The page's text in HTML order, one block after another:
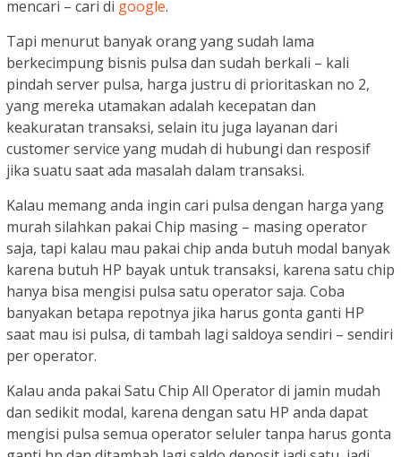
mencari – cari di google.
Tapi menurut banyak orang yang sudah lama
berkecimpung bisnis pulsa dan sudah berkali – kali
pindah server pulsa, harga justru di prioritaskan no 2,
yang mereka utamakan adalah kecepatan dan
keakuratan transaksi, selain itu juga layanan dari
customer service yang mudah di hubungi dan resposif
jika suatu saat ada masalah dalam transaksi.
Kalau memang anda ingin cari pulsa dengan harga yang
murah silahkan pakai Chip masing – masing operator
saja, tapi kalau mau pakai chip anda butuh modal banyak
karena butuh HP bayak untuk transaksi, karena satu chip
hanya bisa mengisi pulsa satu operator saja. Coba
banyakan betapa repotnya jika harus gonta ganti HP
saat mau isi pulsa, di tambah lagi saldoya sendiri – sendiri
per operator.
Kalau anda pakai Satu Chip All Operator di jamin mudah
dan sedikit modal, karena dengan satu HP anda dapat
mengisi pulsa semua operator seluler tanpa harus gonta